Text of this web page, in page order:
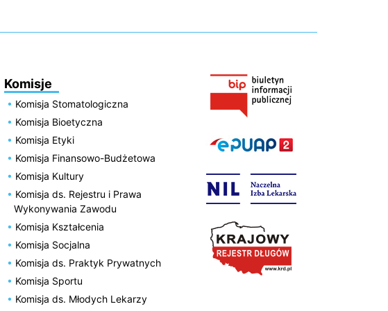
Komisje
Komisja Stomatologiczna
Komisja Bioetyczna
Komisja Etyki
Komisja Finansowo-Budżetowa
Komisja Kultury
Komisja ds. Rejestru i Prawa
Wykonywania Zawodu
Komisja Kształcenia
Komisja Socjalna
Komisja ds. Praktyk Prywatnych
Komisja Sportu
Komisja ds. Młodych Lekarzy